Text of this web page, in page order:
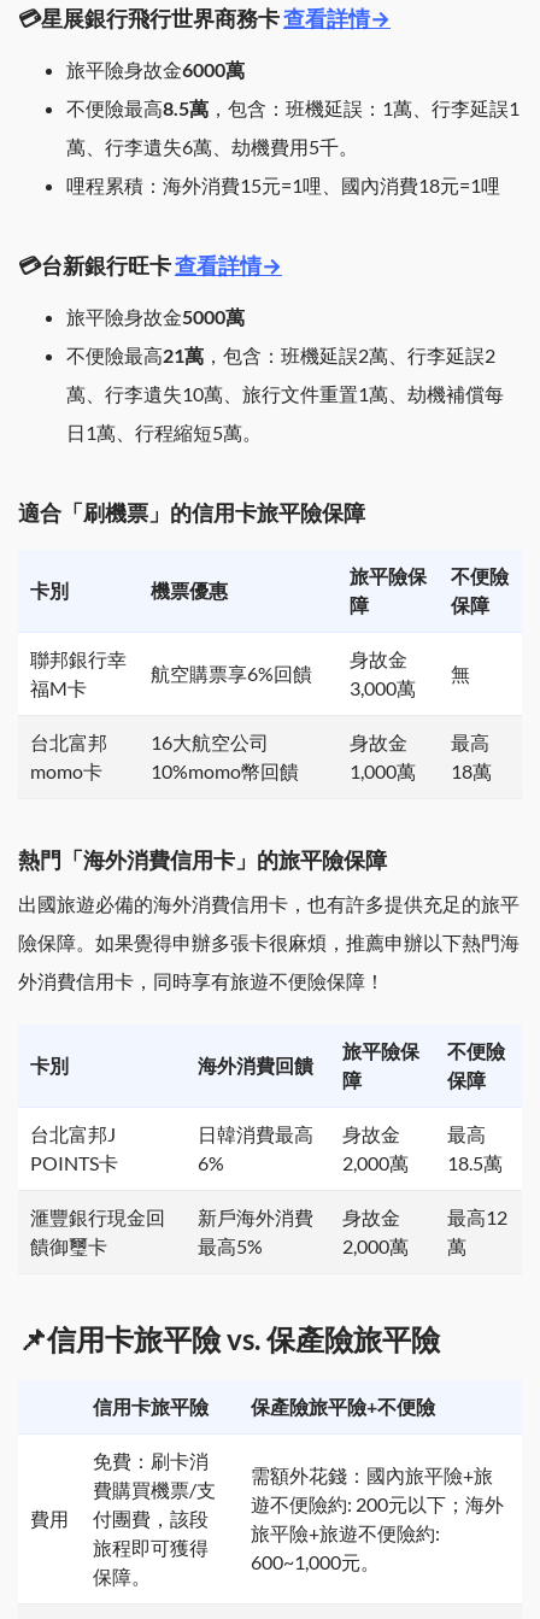
💳星展銀行飛行世界商務卡查看詳情→
旅平險身故金6000萬
不便險最高8.5萬 ，包含：班機延誤：1萬、行李延誤1
萬、行李遺失6萬、劫機費用5千。
哩程累積：海外消費15元=1哩、國內消費18元=1哩
💳台新銀行旺卡查看詳情→
旅平險身故金5000萬
不便險最高21萬 ，包含：班機延誤2萬、行李延誤2
萬、行李遺失10萬、旅行文件重置1萬、劫機補償每
日1萬、行程縮短5萬。
適合「刷機票」的信用卡旅平險保障
卡別 機票優惠
旅平險保
障
不便險
保障
聯邦銀行幸
福M卡
航空購票享6%回饋
身故金
3,000萬
無
台北富邦
momo卡
16大航空公司
10%momo幣回饋
身故金
1,000萬
最高
18萬
熱門「海外消費信用卡」的旅平險保障
出國旅遊必備的海外消費信用卡，也有許多提供充足的旅平
險保障。如果覺得申辦多張卡很麻煩，推薦申辦以下熱門海
外消費信用卡，同時享有旅遊不便險保障！
卡別 海外消費回饋
旅平險保
障
不便險
保障
台北富邦J
POINTS卡
日韓消費最高
6%
身故金
2,000萬
最高
18.5萬
滙豐銀行現金回
饋御璽卡
新戶海外消費
最高5%
身故金
2,000萬
最高12
萬
📌信用卡旅平險 vs. 保產險旅平險
信用卡旅平險 保產險旅平險+不便險
費用
免費：刷卡消
費購買機票/支
付團費，該段
旅程即可獲得
保障。
需額外花錢：國內旅平險+旅
遊不便險約: 200元以下；海外
旅平險+旅遊不便險約:
600~1,000元。